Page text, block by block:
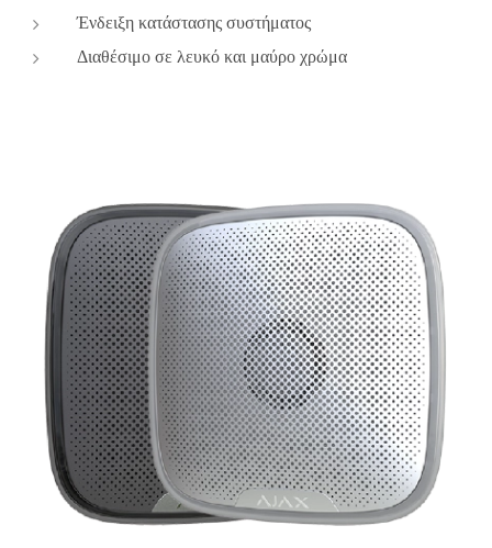
Ένδειξη κατάστασης συστήματος
Διαθέσιμο σε λευκό και μαύρο χρώμα